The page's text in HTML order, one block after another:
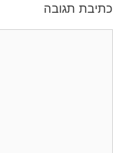
כתיבת תגובה